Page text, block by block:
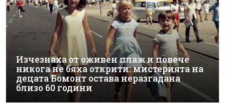
Изчезнаха от оживен плаж и повече
никога не бяха открити: мистерията на
децата Бомонт остава неразгадана
близо 60 години